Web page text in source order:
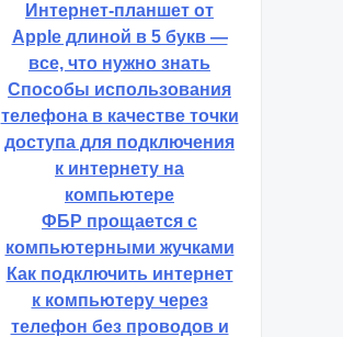
Интернет-планшет от
Apple длиной в 5 букв —
все, что нужно знать
Способы использования
телефона в качестве точки
доступа для подключения
к интернету на
компьютере
ФБР прощается с
компьютерными жучками
Как подключить интернет
к компьютеру через
телефон без проводов и